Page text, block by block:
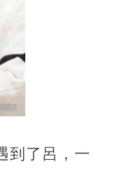
到了呂，一